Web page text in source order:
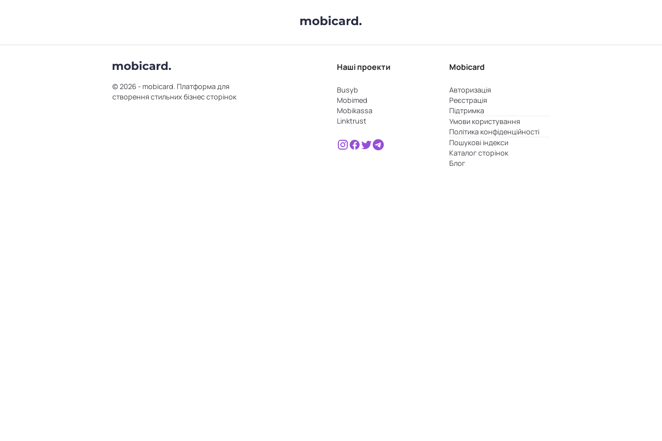
© 2026 - mobicard. Платформа для
створення стильних бізнес сторінок
Наші проекти
Busyb
Mobimed
Mobikassa
Linktrust
Mobicard
Авторизація
Реєстрація
Підтримка
Умови користування
Політика конфіденційності
Пошукові індекси
Каталог сторінок
Блог